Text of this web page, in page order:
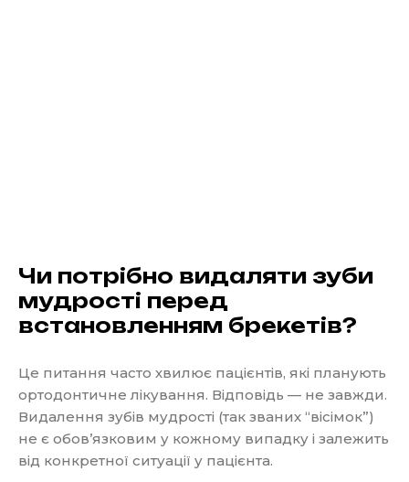
Чи потрібно видаляти зуби
мудрості перед
встановленням брекетів?
Це питання часто хвилює пацієнтів, які планують
ортодонтичне лікування. Відповідь — не завжди.
Видалення зубів мудрості (так званих “вісімок”)
не є обов’язковим у кожному випадку і залежить
від конкретної ситуації у пацієнта.